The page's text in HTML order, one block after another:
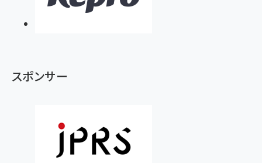
スポンサー